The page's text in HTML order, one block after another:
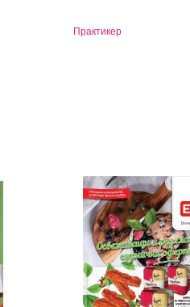
Практикер